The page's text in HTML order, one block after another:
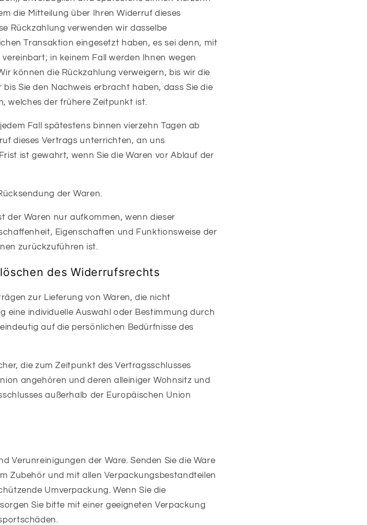
die Mitteilung über Ihren Widerruf dieses
Rückzahlung verwenden wir dasselbe
Transaktion eingesetzt haben, es sei denn, mit
in keinem Fall werden Ihnen wegen
können die Rückzahlung verweigern, bis wir die
Sie den Nachweis erbracht haben, dass Sie die
welches der frühere Zeitpunkt ist.
Fall spätestens binnen vierzehn Tagen ab
dieses Vertrags unterrichten, an uns
ist gewahrt, wenn Sie die Waren vor Ablauf der
der Waren.
der Waren nur aufkommen, wenn dieser
Eigenschaften und Funktionsweise der
zurückzuführen ist.
des Widerrufsrechts
zur Lieferung von Waren, die nicht
eine individuelle Auswahl oder Bestimmung durch
auf die persönlichen Bedürfnisse des
die zum Zeitpunkt des Vertragsschlusses
angehören und deren alleiniger Wohnsitz und
außerhalb der Europäischen Union
Verunreinigungen der Ware. Senden Sie die Ware
Zubehör und mit allen Verpackungsbestandteilen
Umverpackung. Wenn Sie die
Sie bitte mit einer geeigneten Verpackung